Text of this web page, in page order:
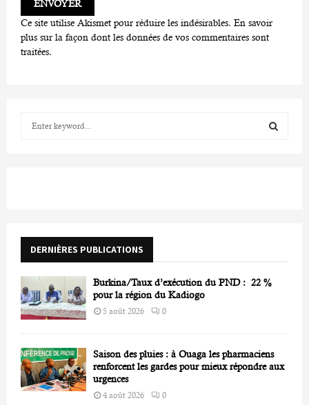
Ce site utilise Akismet pour réduire les indésirables. En savoir
plus sur la façon dont les données de vos commentaires sont
traitées.
r
DERNIÈRES PUBLICATIONS
Burkina/Taux d’exécution du PND : 22 %
pour la région du Kadiogo
5 août 2026 0
Saison des pluies : à Ouaga les pharmaciens
renforcent les gardes pour mieux répondre aux
urgences
4 août 2026 0